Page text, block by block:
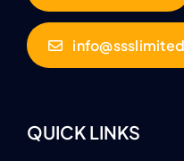
QUICK LINKS